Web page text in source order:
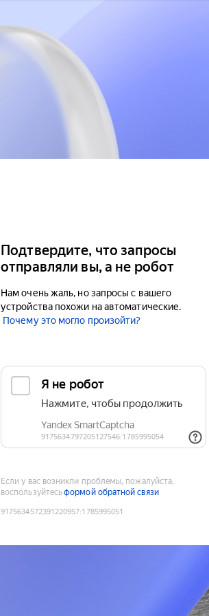
Подтвердите, что запросы
отправляли вы, а не робот
Нам очень жаль, но запросы с вашего
устройства похожи на автоматические.
Почему это могло произойти?
Если у вас возникли проблемы, пожалуйста,
воспользуйтесьформой обратной связи
9175634572391220957:1785995051